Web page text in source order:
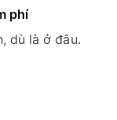
phí
dù là ở đâu.